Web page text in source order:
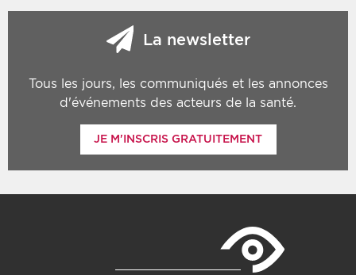
La newsletter
Tous les jours, les communiqués et les annonces
d'événements des acteurs de la santé.
JE M'INSCRIS GRATUITEMENT